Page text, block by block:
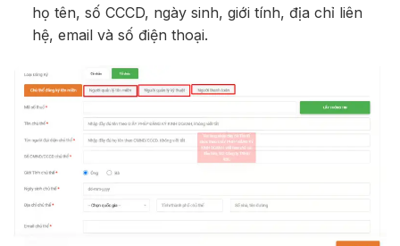
họ tên, số CCCD, ngày sinh, giới tính, địa chỉ liên
hệ, email và số điện thoại.